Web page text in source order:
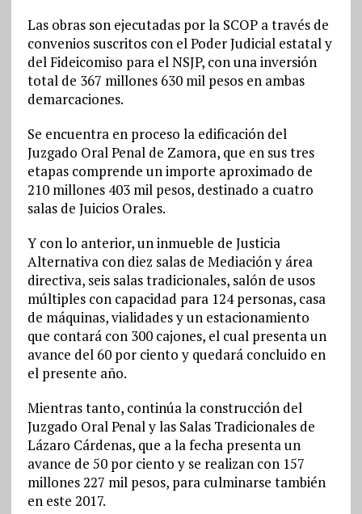
Las obras son ejecutadas por la SCOP a través de
convenios suscritos con el Poder Judicial estatal y
del Fideicomiso para el NSJP, con una inversión
total de 367 millones 630 mil pesos en ambas
demarcaciones.
Se encuentra en proceso la edificación del
Juzgado Oral Penal de Zamora, que en sus tres
etapas comprende un importe aproximado de
210 millones 403 mil pesos, destinado a cuatro
salas de Juicios Orales.
Y con lo anterior, un inmueble de Justicia
Alternativa con diez salas de Mediación y área
directiva, seis salas tradicionales, salón de usos
múltiples con capacidad para 124 personas, casa
de máquinas, vialidades y un estacionamiento
que contará con 300 cajones, el cual presenta un
avance del 60 por ciento y quedará concluido en
el presente año.
Mientras tanto, continúa la construcción del
Juzgado Oral Penal y las Salas Tradicionales de
Lázaro Cárdenas, que a la fecha presenta un
avance de 50 por ciento y se realizan con 157
millones 227 mil pesos, para culminarse también
en este 2017.